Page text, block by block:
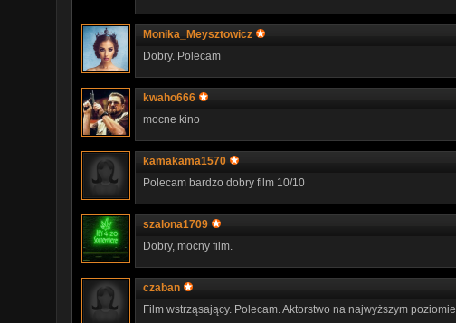
Monika_Meysztowicz
Dobry. Polecam
kwaho666
mocne kino
kamakama1570
Polecam bardzo dobry film 10/10
szalona1709
Dobry, mocny film.
czaban
Film wstrząsający. Polecam. Aktorstwo na najwyższym poziomie.